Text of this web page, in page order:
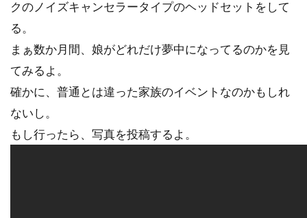
クのノイズキャンセラータイプのヘッドセットをして
る。
まぁ数か月間、娘がどれだけ夢中になってるのかを見
てみるよ。
確かに、普通とは違った家族のイベントなのかもしれ
ないし。
もし行ったら、写真を投稿するよ。